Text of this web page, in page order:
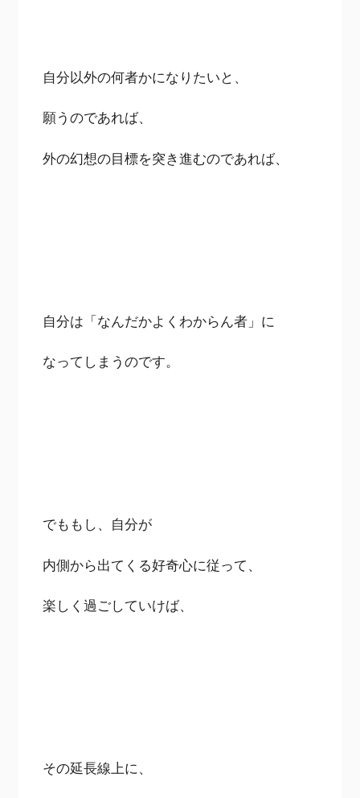
自分以外の何者かになりたいと、
願うのであれば、
外の幻想の目標を突き進むのであれば、
自分は「なんだかよくわからん者」に
なってしまうのです。
でももし、自分が
内側から出てくる好奇心に従って、
楽しく過ごしていけば、
その延長線上に、